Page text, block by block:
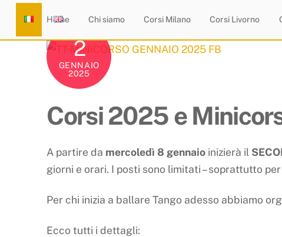
content
Home Chi siamo Corsi Milano Corsi Livorno
2
GENNAIO
2025
Corsi 2025 e
A partire da mercoledì 8 gennaio inizierà il
giorni e orari. I posti sono limitati – soprattutto
Per chi inizia a ballareTango adesso abbiamo
Ecco tutti i dettagli: